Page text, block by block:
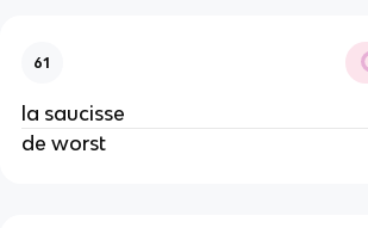
61
la saucisse
de worst